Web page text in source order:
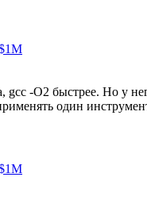
gcc -O2 быстрее. Но у
один